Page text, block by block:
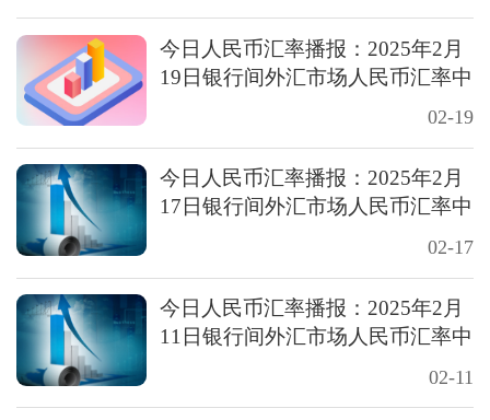
今日人民币汇率播报：2025年2月
19日银行间外汇市场人民币汇率中
02-19
今日人民币汇率播报：2025年2月
17日银行间外汇市场人民币汇率中
02-17
今日人民币汇率播报：2025年2月
11日银行间外汇市场人民币汇率中
02-11